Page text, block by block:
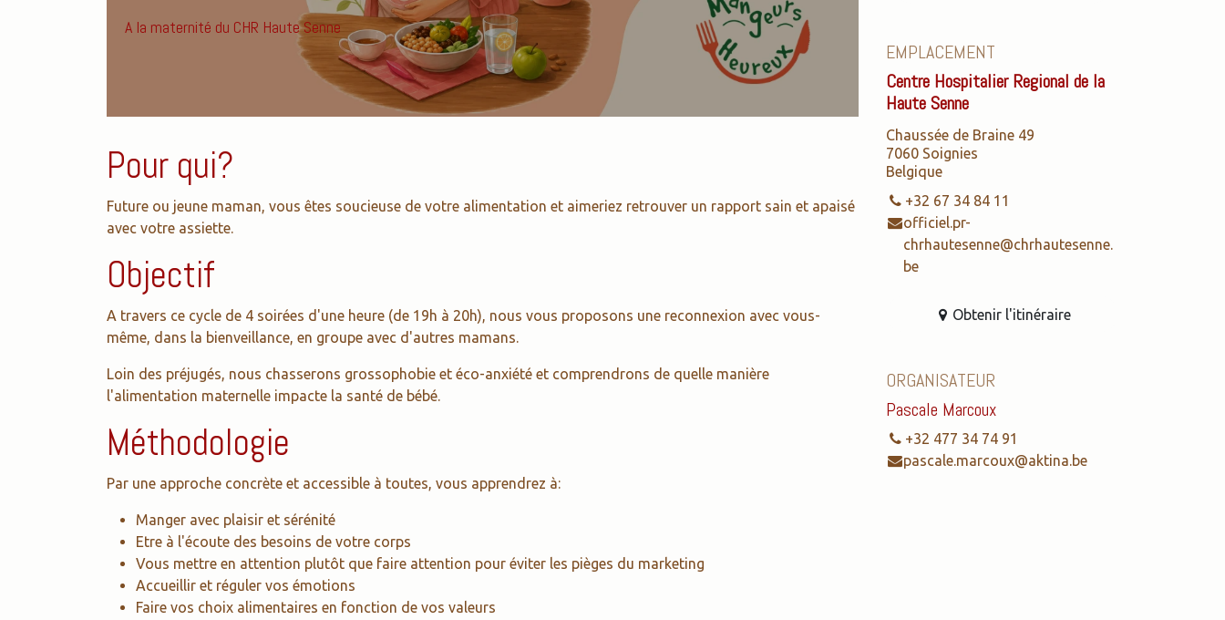
A la maternité du CHR Haute Senne
Pour qui?
Future ou jeune maman, vous êtes soucieuse de votre alimentation et aimeriez retrouver un rapport sain et apaisé
avec votre assiette.
Objectif
A travers ce cycle de 4 soirées d'une heure (de 19h à 20h), nous vous proposons une reconnexion avec vous-
même, dans la bienveillance, en groupe avec d'autres mamans.
Loin des préjugés, nous chasserons grossophobie et éco-anxiété et comprendrons de quelle manière
l'alimentation maternelle impacte la santé de bébé.
Méthodologie
Par une approche concrète et accessible à toutes, vous apprendrez à:
Manger avec plaisir et sérénité
Etre à l'écoute des besoins de votre corps
Vous mettre en attention plutôt que faire attention pour éviter les pièges du marketing
Accueillir et réguler vos émotions
Faire vos choix alimentaires en fonction de vos valeurs
EMPLACEMENT
Centre Hospitalier Regional de la
Haute Senne
Chaussée de Braine 49
7060 Soignies
Belgique
+32 67 34 84 11
officiel.pr-
chrhautesenne@chrhautesenne.
be
Obtenir l'itinéraire
ORGANISATEUR
Pascale Marcoux
+32 477 34 74 91
pascale.marcoux@aktina.be